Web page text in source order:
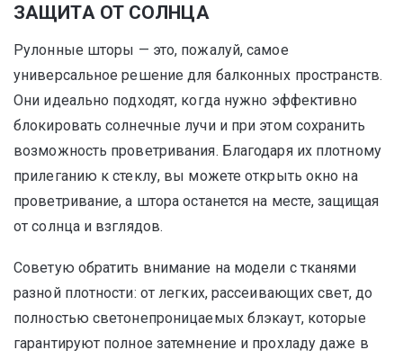
ЗАЩИТА ОТ СОЛНЦА
Рулонные шторы — это, пожалуй, самое
универсальное решение для балконных пространств.
Они идеально подходят, когда нужно эффективно
блокировать солнечные лучи и при этом сохранить
возможность проветривания. Благодаря их плотному
прилеганию к стеклу, вы можете открыть окно на
проветривание, а штора останется на месте, защищая
от солнца и взглядов.
Советую обратить внимание на модели с тканями
разной плотности: от легких, рассеивающих свет, до
полностью светонепроницаемых блэкаут, которые
гарантируют полное затемнение и прохладу даже в